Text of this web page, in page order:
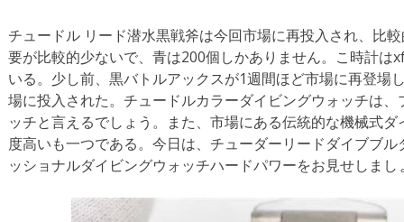
チュードル リード潜水黒戦斧は今回市場に再投入され、比
要が比較的少ないで、青は200個しかありません。こ時計は
いる。少し前、黒バトルアックスが1週間ほど市場に再登場
場に投入された。チュードルカラーダイビングウォッチは
ッチと言えるでしょう。また、市場にある伝統的な機械式
度高いも一つである。今日は、チューダーリードダイブブ
ッショナルダイビングウォッチハードパワーをお見せしまし